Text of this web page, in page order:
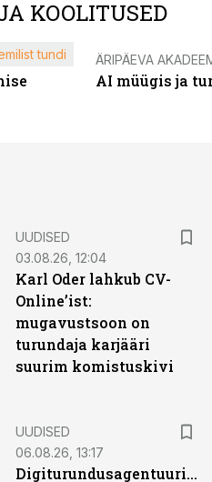
KOOLITUSED
tundi ÄRIPÄEVA
AI müügis ja
UUDISED
03.08.26, 12:04
Karl Oder lahkub CV-
Online’ist:
mugavustsoon on
turundaja karjääri
suurim komistuskivi
UUDISED
06.08.26, 13:17
Digiturundusagentuuride